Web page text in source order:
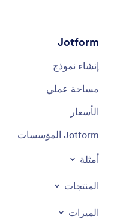
Jotform
إنشاء نموذج
مساحة عملي
الأسعار
Jotform المؤسسات
أمثلة
المنتجات
الميزات